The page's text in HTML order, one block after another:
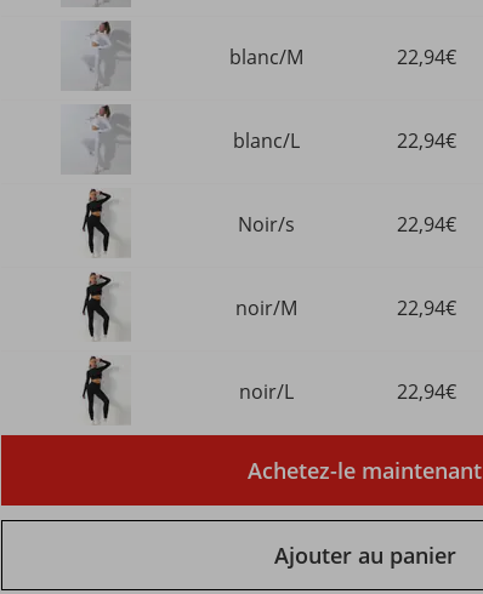
blanc/M 22,94€
blanc/L 22,94€
Noir/s 22,94€
noir/M 22,94€
noir/L 22,94€
Achetez-le maintenant
Ajouter au panier